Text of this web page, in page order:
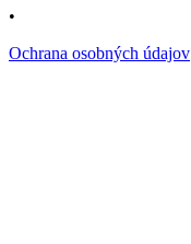
•
Ochrana osobných údajov